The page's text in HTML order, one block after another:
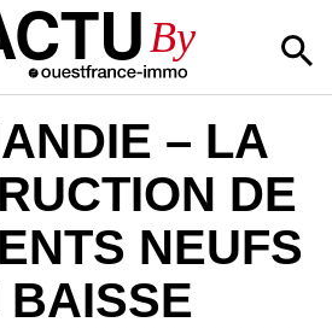
By
– LA
DE
NEUFS
BAISSE